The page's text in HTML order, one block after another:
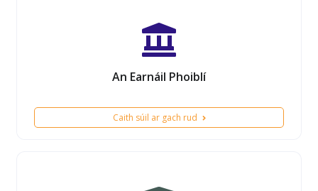
An Earnáil Phoiblí
Caith súil ar gach rud